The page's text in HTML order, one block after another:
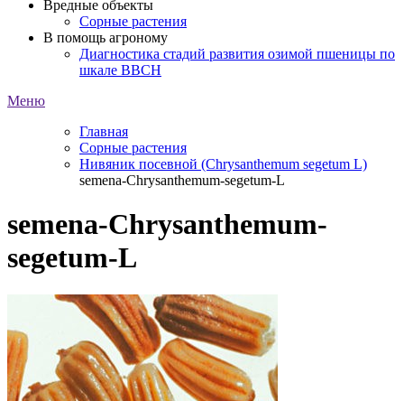
Вредные объекты
Сорные растения
В помощь агроному
Диагностика стадий развития озимой пшеницы по
шкале ВВСН
Меню
Главная
Сорные растения
Нивяник посевной (Chrysanthemum segetum L)
semena-Chrysanthemum-segetum-L
semena-Chrysanthemum-
segetum-L